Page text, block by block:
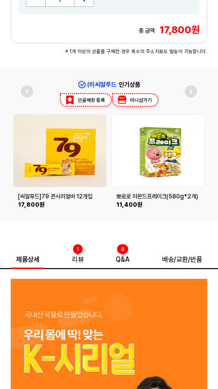
총 금액 17,800원
※ 1개 이상의 상품을 구매한 경우 복수의 주소지로도 발송이 가능합니다.
㈜씨알푸드 인기상품
단골매장 등록 미니샵가기
[씨알푸드]79 콘시리얼바 12개입
*2box
17,800원
뽀로로 아몬드프레이크(580g*2개)
11,400원
제품상세 리뷰
1
Q&A
0
배송/교환/반품